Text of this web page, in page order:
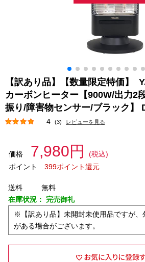
【訳あり品】【数量限定特価】
カーボンヒーター【900W/出力2
振り/障害物センサー/ブラック】
4 (3) レビューを見る
価格 7,980円
(税込)
ポイント
399ポイント還元
送料
無料
在庫状況： 完売御礼
※【訳あり品】未開封未使用品ですが、
がある場合がございます。